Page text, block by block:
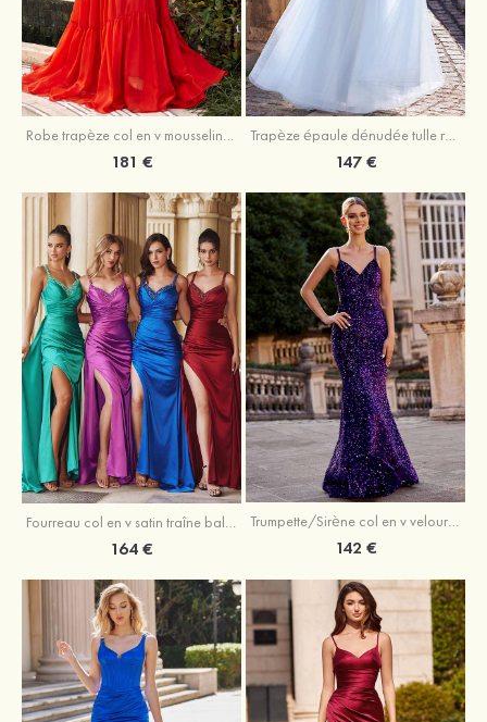
181 € 147 €
Fourreau col en v satin traîne balayage robe de bal
164 €
Trumpette/Sirène col en v velours paillettes traîne balayage robe de bal
142 €